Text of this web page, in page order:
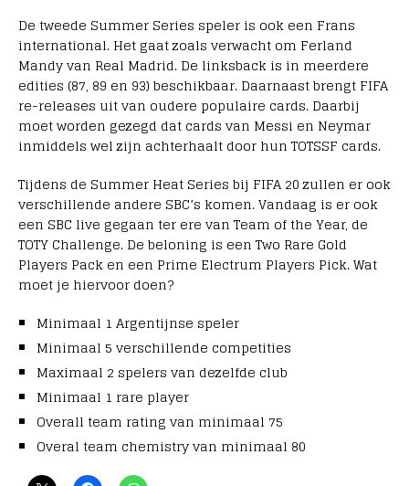
De tweede Summer Series speler is ook een Frans
international. Het gaat zoals verwacht om Ferland
Mandy van Real Madrid. De linksback is in meerdere
edities (87, 89 en 93) beschikbaar. Daarnaast brengt FIFA
re-releases uit van oudere populaire cards. Daarbij
moet worden gezegd dat cards van Messi en Neymar
inmiddels wel zijn achterhaalt door hun TOTSSF cards.
Tijdens de Summer Heat Series bij FIFA 20 zullen er ook
verschillende andere SBC’s komen. Vandaag is er ook
een SBC live gegaan ter ere van Team of the Year, de
TOTY Challenge. De beloning is een Two Rare Gold
Players Pack en een Prime Electrum Players Pick. Wat
moet je hiervoor doen?
Minimaal 1 Argentijnse speler
Minimaal 5 verschillende competities
Maximaal 2 spelers van dezelfde club
Minimaal 1 rare player
Overall team rating van minimaal 75
Overal team chemistry van minimaal 80